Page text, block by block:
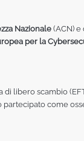
Nazionale (ACN) e
per la
libero scambio
partecipato come